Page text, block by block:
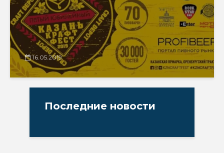
16.05.2019
Последние новости